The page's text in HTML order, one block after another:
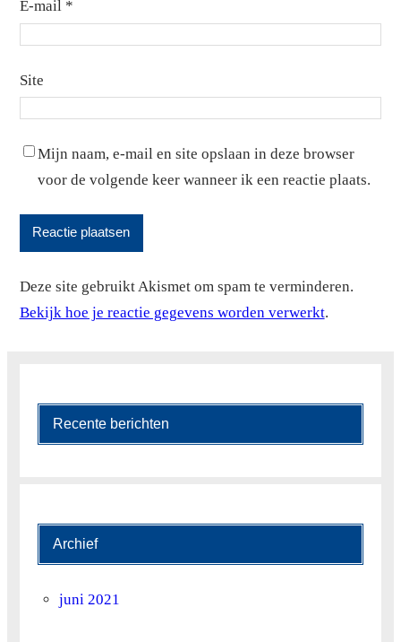
E-mail *
Site
Mijn naam, e-mail en site opslaan in deze browser
voor de volgende keer wanneer ik een reactie plaats.
Deze site gebruikt Akismet om spam te verminderen.
Bekijk hoe je reactie gegevens worden verwerkt.
Recente berichten
Archief
juni 2021